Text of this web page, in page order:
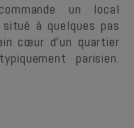
un local
à quelques pas
cœur d’un quartier
parisien.